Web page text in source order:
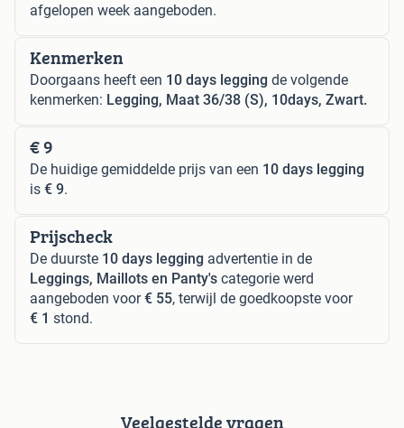
afgelopen week aangeboden.
Kenmerken
Doorgaans heeft een 10 days legging de volgende
kenmerken: Legging, Maat 36/38 (S), 10days, Zwart.
€ 9
De huidige gemiddelde prijs van een 10 days legging
is € 9.
Prijscheck
De duurste 10 days legging advertentie in de
Leggings, Maillots en Panty's categorie werd
aangeboden voor€ 55, terwijl de goedkoopste voor
€ 1 stond.
Veelgestelde vragen